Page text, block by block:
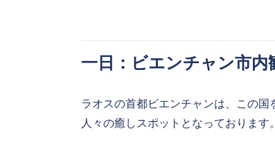
一日：ビエンチャン市内
ラオスの首都ビエンチャンは、この
人々の癒しスポットとなっております